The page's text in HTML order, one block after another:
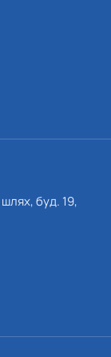
і фізичній
способу
спортивної
потреб
на
послуг.
і спорт»
шлях, буд. 19,